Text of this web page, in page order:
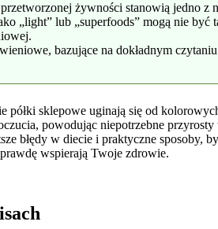
żywności stanowią jedno
„light” lub „superfoods” mogą nie
bazujące na dokładnym
półki sklepowe uginają się od
powodując niepotrzebne
błędy w diecie i praktyczne sposoby,
wspierają Twoje zdrowie.